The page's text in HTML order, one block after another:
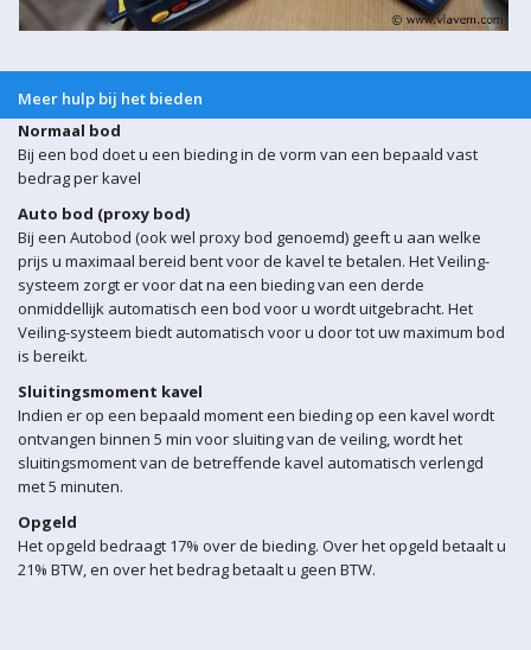
Meer hulp bij het bieden
Normaal bod
Bij een bod doet u een bieding in de vorm van een bepaald vast
bedrag per kavel
Auto bod (proxy bod)
Bij een Autobod (ook wel proxy bod genoemd) geeft u aan welke
prijs u maximaal bereid bent voor de kavel te betalen. Het Veiling-
systeem zorgt er voor dat na een bieding van een derde
onmiddellijk automatisch een bod voor u wordt uitgebracht. Het
Veiling-systeem biedt automatisch voor u door tot uw maximum bod
is bereikt.
Sluitingsmoment kavel
Indien er op een bepaald moment een bieding op een kavel wordt
ontvangen binnen 5 min voor sluiting van de veiling, wordt het
sluitingsmoment van de betreffende kavel automatisch verlengd
met 5 minuten.
Opgeld
Het opgeld bedraagt 17% over de bieding. Over het opgeld betaalt u
21% BTW, en over het bedrag betaalt u geen BTW.